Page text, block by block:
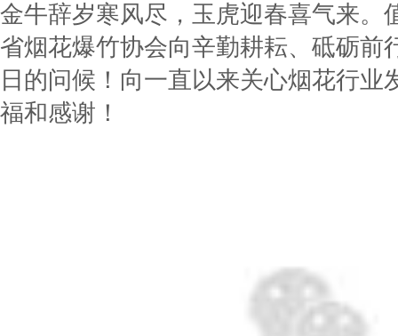
金牛辞岁寒风尽，玉虎迎春喜气来。
省烟花爆竹协会向辛勤耕耘、砥砺前
日的问候！向一直以来关心烟花行
福和感谢！